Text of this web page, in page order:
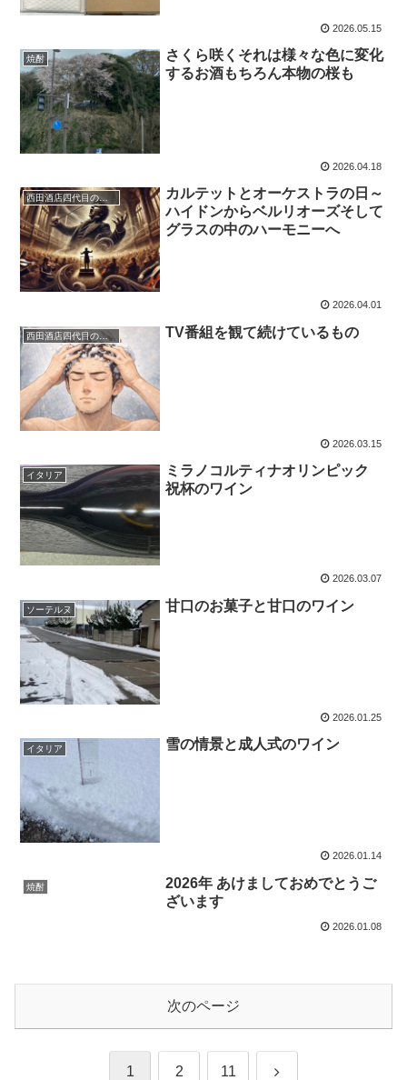
2026.05.15
焼酎
さくら咲くそれは様々な色に変化
するお酒もちろん本物の桜も
2026.04.18
西田酒店四代目のひとり言
カルテットとオーケストラの日～
ハイドンからベルリオーズそして
グラスの中のハーモニーへ
2026.04.01
西田酒店四代目のひとり言 TV番組を観て続けているもの
2026.03.15
イタリア
ミラノコルティナオリンピック
祝杯のワイン
2026.03.07
ソーテルヌ 甘口のお菓子と甘口のワイン
2026.01.25
イタリア 雪の情景と成人式のワイン
2026.01.14
焼酎
2026年 あけましておめでとうご
ざいます
2026.01.08
次のページ
1 2 11 次